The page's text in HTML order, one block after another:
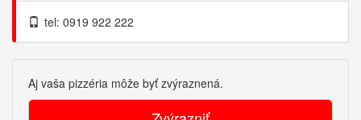
tel: 0919 922 222
Aj vaša pizzéria môže byť zvýraznená.